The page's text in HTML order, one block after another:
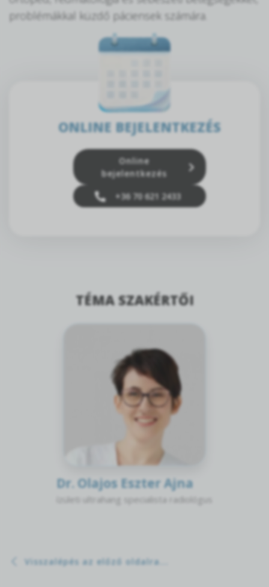
problémákkal küzdő páciensek számára.
ONLINE BEJELENTKEZÉS
Online
bejelentkezés
+36 70 621 2433
TÉMA SZAKÉRTŐI
Dr. Olajos Eszter Ajna
ízületi ultrahang specialista radiológus
Visszalépés az előző oldalra...